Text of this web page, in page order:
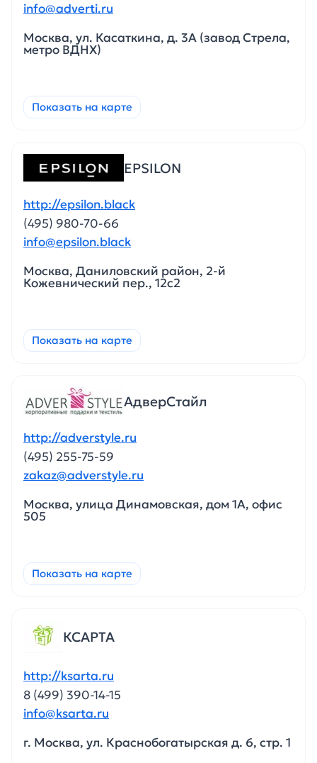
info@adverti.ru
Москва, ул. Касаткина, д. 3А (завод Стрела,
метро ВДНХ)
Показать на карте
EPSILON
http://epsilon.black
(495) 980-70-66
info@epsilon.black
Москва, Даниловский район, 2-й
Кожевнический пер., 12с2
Показать на карте
АдверСтайл
http://adverstyle.ru
(495) 255-75-59
zakaz@adverstyle.ru
Москва, улица Динамовская, дом 1А, офис
505
Показать на карте
КСАРТА
http://ksarta.ru
8 (499) 390-14-15
info@ksarta.ru
г. Москва, ул. Краснобогатырская д. 6, стр. 1